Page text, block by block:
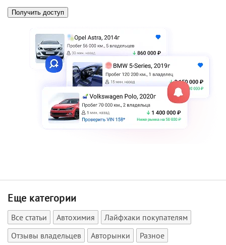
Еще категории
Все статьи Автохимия
Лайфхаки покупателям
Отзывы владельцев
Авторынки Разное